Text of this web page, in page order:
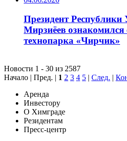
Президент
Мирзиёев ознакомился
технопарка «Чирчик»
Новости 1 - 30 из 2587
Начало | Пред. | 1 2 3 4 5 | След. |
Аренда
Инвестору
О Химграде
Резидентам
Пресс-центр